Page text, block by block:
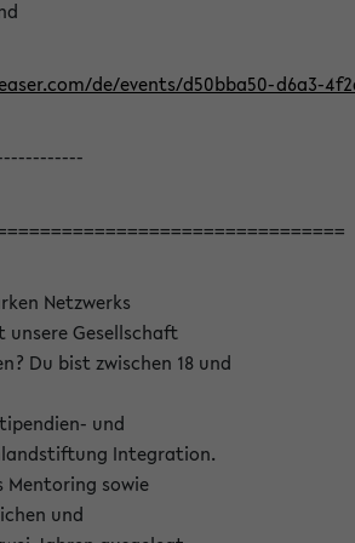
de/events/d50bba50-d6a3-
Netzwerks
Gesellschaft
Du bist zwischen 18 und
und
Integration.
sowie
und